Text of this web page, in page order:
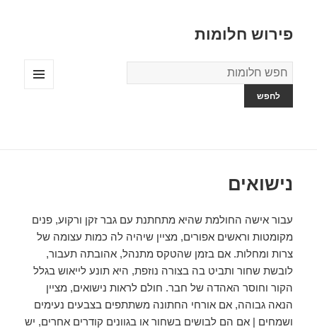
פירוש חלומות
מילון
החלומות
נישואים
עבור אישה החולמת שהיא מתחתנת עם גבר זקן ורקוע, פנים
מקומטות וראשים אפורים, מציין שיהיה לה כמות עצומה של
צרות ומחלות. אם בזמן שהטקס מתנהל, אהובתה תעבור,
לובשת שחור ותביט בה בצורה נוזפת, היא תונע לייאוש בגלל
הקור וחוסר האהדה של חבר. חולם לראות נישואים, מציין
הנאה גבוהה, אם אורחי החתונה משתתפים בצבעים נעימים
ושמחים | אם הם לבושים בשחור או בגוונים קודרים אחרים, יש